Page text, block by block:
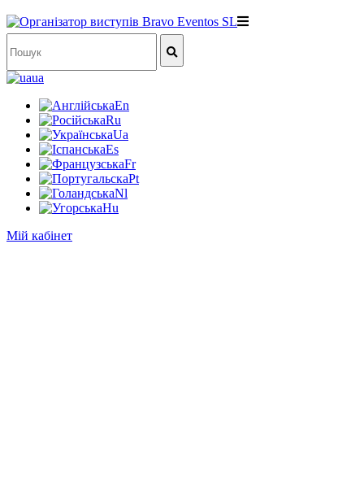
ua
En
Ru
Ua
Es
Fr
Pt
Nl
Hu
Мій кабінет